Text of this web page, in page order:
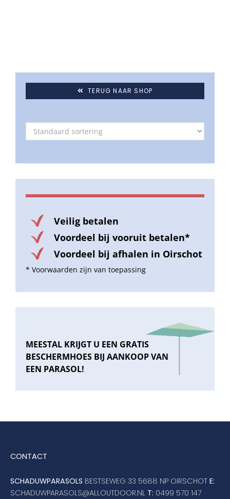
TERUG NAAR SHOP
Veilig betalen
Voordeel bij vooruit betalen*
Voordeel bij afhalen in Oirschot
* Voorwaarden zijn van toepassing
MEESTAL KRIJGT U EEN GRATIS
BESCHERMHOES BIJ AANKOOP VAN
EEN PARASOL!
CONTACT
SCHADUWPARASOLS BESTSEWEG 33 5688 NP OIRSCHOT E:
SCHADUWPARASOLS@ALLOUTDOOR.NL T: 0499 570 147